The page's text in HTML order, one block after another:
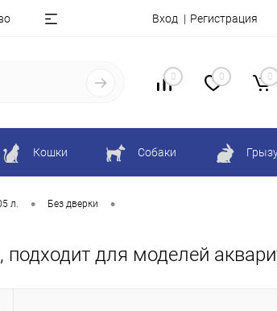
Вход Регистрация
0 0 0
Кошки Собаки
л. • Без дверки •
подходит для моделей